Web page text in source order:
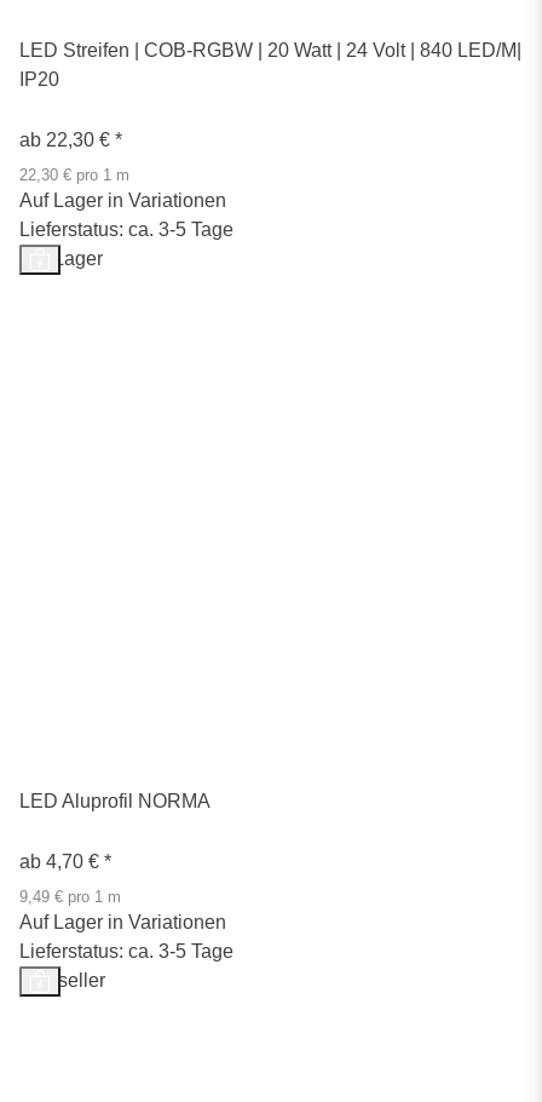
LED Streifen | COB-RGBW | 20 Watt | 24 Volt | 840 LED/M|
IP20
ab 22,30 € *
22,30 € pro 1 m
Auf Lager in Variationen
Lieferstatus: ca. 3-5 Tage
Auf Lager
LED Aluprofil NORMA
ab 4,70 € *
9,49 € pro 1 m
Auf Lager in Variationen
Lieferstatus: ca. 3-5 Tage
Bestseller